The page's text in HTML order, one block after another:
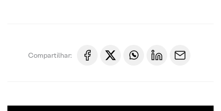
Compartilhar: